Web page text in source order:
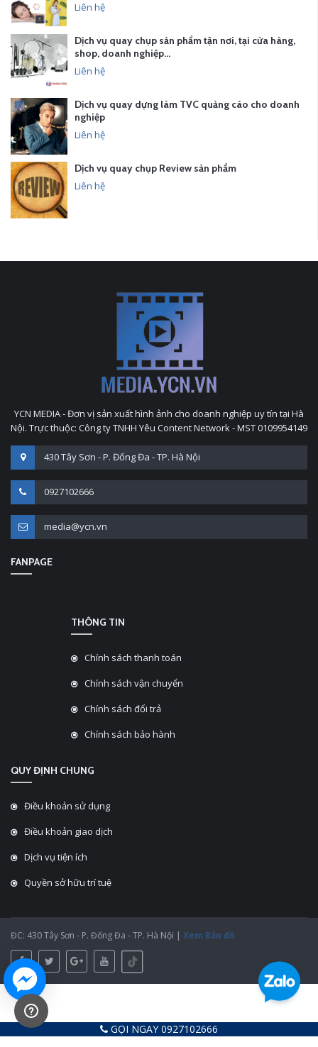
Liên hệ
Dịch vụ quay chụp sản phẩm tận nơi, tại cửa hàng,
shop, doanh nghiệp…
Liên hệ
Dịch vụ quay dựng làm TVC quảng cáo cho doanh
nghiệp
Liên hệ
Dịch vụ quay chụp Review sản phẩm
Liên hệ
YCN MEDIA - Đơn vị sản xuất hình ảnh cho doanh nghiệp uy tín tại Hà
Nội. Trực thuộc: Công ty TNHH Yêu Content Network - MST 0109954149
430 Tây Sơn - P. Đống Đa - TP. Hà Nội
0927102666
media@ycn.vn
FANPAGE
THÔNG TIN
Chính sách thanh toán
Chính sách vận chuyển
Chính sách đổi trả
Chính sách bảo hành
QUY ĐỊNH CHUNG
Điều khoản sử dụng
Điều khoản giao dịch
Dịch vụ tiện ích
Quyền sở hữu trí tuệ
ĐC: 430 Tây Sơn - P. Đống Đa - TP. Hà Nội | Xem Bản đồ
GỌI NGAY 0927102666